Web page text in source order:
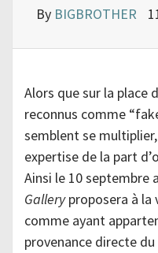
By BIGBROTHER
Alors que sur la place
reconnus comme
semblent se
expertise de la part
Ainsi le 10 septembre
Galleryproposera à la
comme ayant
provenance directe